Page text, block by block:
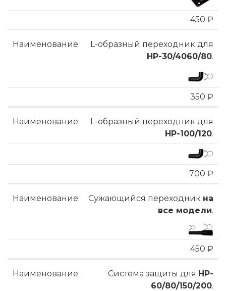
450 ₽
L-образный переходник для
HP-30/4060/80.
350 ₽
L-образный переходник для
HP-100/120.
700 ₽
Сужающийся переходник на
все модели.
450 ₽
Система защиты для HP-
60/80/150/200.